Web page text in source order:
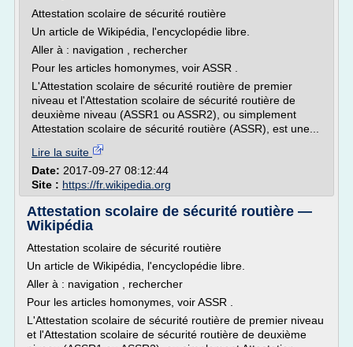
Attestation scolaire de sécurité routière
Un article de Wikipédia, l'encyclopédie libre.
Aller à : navigation , rechercher
Pour les articles homonymes, voir ASSR .
L'Attestation scolaire de sécurité routière de premier
niveau et l'Attestation scolaire de sécurité routière de
deuxième niveau (ASSR1 ou ASSR2), ou simplement
Attestation scolaire de sécurité routière (ASSR), est une...
Lire la suite
Date: 2017-09-27 08:12:44
Site : https://fr.wikipedia.org
Attestation scolaire de sécurité routière —
Wikipédia
Attestation scolaire de sécurité routière
Un article de Wikipédia, l'encyclopédie libre.
Aller à : navigation , rechercher
Pour les articles homonymes, voir ASSR .
L'Attestation scolaire de sécurité routière de premier niveau
et l'Attestation scolaire de sécurité routière de deuxième